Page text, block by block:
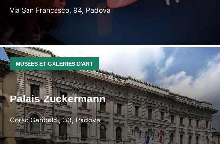
Via San Francesco, 94, Padova
MUSÉES ET GALERIES D'ART
Palais Zuckermann
Corso Garibaldi, 33, Padova